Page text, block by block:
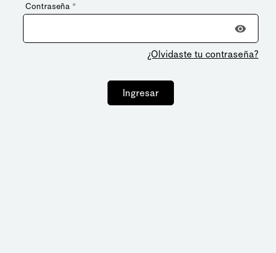
Contraseña *
¿Olvidaste tu contraseña?
Ingresar